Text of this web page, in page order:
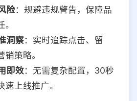
险：规避违规警告，保障品
洞察：实时追踪点击、留
策略。
即效：无需复杂配置，30秒
上线推广。